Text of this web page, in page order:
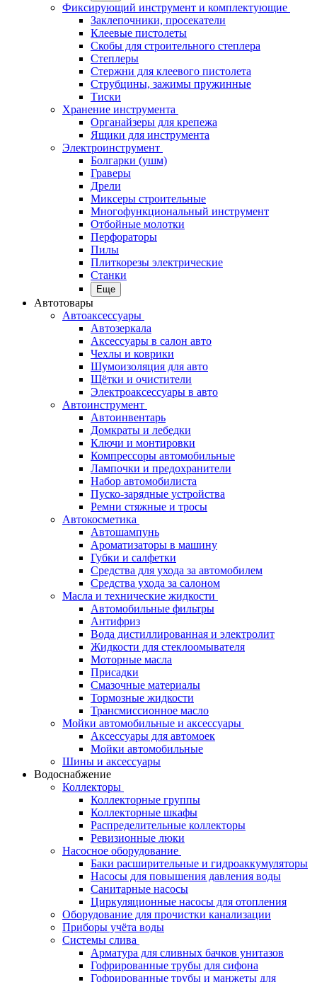
Фиксирующий инструмент и комплектующие
Заклепочники, просекатели
Клеевые пистолеты
Скобы для строительного степлера
Степлеры
Стержни для клеевого пистолета
Струбцины, зажимы пружинные
Тиски
Хранение инструмента
Органайзеры для крепежа
Ящики для инструмента
Электроинструмент
Болгарки (ушм)
Граверы
Дрели
Миксеры строительные
Многофункциональный инструмент
Отбойные молотки
Перфораторы
Пилы
Плиткорезы электрические
Станки
Еще
Автотовары
Автоаксессуары
Автозеркала
Аксессуары в салон авто
Чехлы и коврики
Шумоизоляция для авто
Щётки и очистители
Электроаксессуары в авто
Автоинструмент
Автоинвентарь
Домкраты и лебедки
Ключи и монтировки
Компрессоры автомобильные
Лампочки и предохранители
Набор автомобилиста
Пуско-зарядные устройства
Ремни стяжные и тросы
Автокосметика
Автошампунь
Ароматизаторы в машину
Губки и салфетки
Средства для ухода за автомобилем
Средства ухода за салоном
Масла и технические жидкости
Автомобильные фильтры
Антифриз
Вода дистиллированная и электролит
Жидкости для стеклоомывателя
Моторные масла
Присадки
Смазочные материалы
Тормозные жидкости
Трансмиссионное масло
Мойки автомобильные и аксессуары
Аксессуары для автомоек
Мойки автомобильные
Шины и аксессуары
Водоснабжение
Коллекторы
Коллекторные группы
Коллекторные шкафы
Распределительные коллекторы
Ревизионные люки
Насосное оборудование
Баки расширительные и гидроаккумуляторы
Насосы для повышения давления воды
Санитарные насосы
Циркуляционные насосы для отопления
Оборудование для прочистки канализации
Приборы учёта воды
Системы слива
Арматура для сливных бачков унитазов
Гофрированные трубы для сифона
Гофрированные трубы и манжеты для